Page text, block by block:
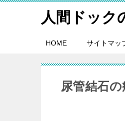
人間ドック
HOME サイトマッ
尿管結石